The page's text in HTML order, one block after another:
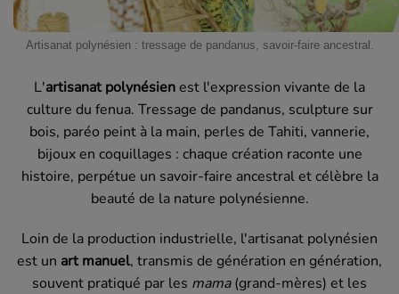
Artisanat polynésien : tressage de pandanus, savoir-faire ancestral.
L'artisanat polynésienest l'expression vivante de la
culture du fenua. Tressage de pandanus, sculpture sur
bois, paréo peint à la main, perles de Tahiti, vannerie,
bijoux en coquillages : chaque création raconte une
histoire, perpétue un savoir-faire ancestral et célèbre la
beauté de la nature polynésienne.
Loin de la production industrielle, l'artisanat polynésien
est un art manuel, transmis de génération en génération,
souvent pratiqué par les mama(grand-mères) et les